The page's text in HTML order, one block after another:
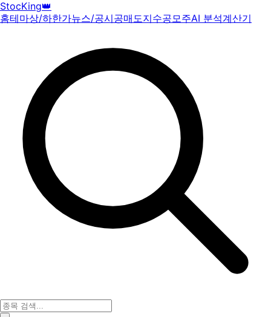
StocKing👑
홈테마상/하한가뉴스/공시공매도지수공모주AI 분석계산기